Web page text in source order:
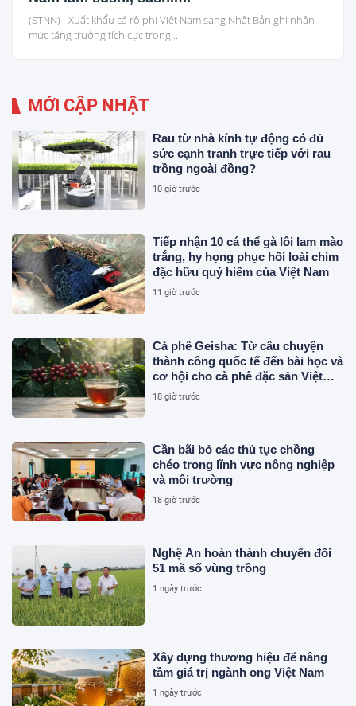
(STNN) - Xuất khẩu cá rô phi Việt Nam sang Nhật Bản ghi nhận
mức tăng trưởng tích cực trong...
MỚI CẬP NHẬT
Rau từ nhà kính tự động có đủ
sức cạnh tranh trực tiếp với rau
trồng ngoài đồng?
10 giờ trước
Tiếp nhận 10 cá thể gà lôi lam mào
trắng, hy họng phục hồi loài chim
đặc hữu quý hiếm của Việt Nam
11 giờ trước
Cà phê Geisha: Từ câu chuyện
thành công quốc tế đến bài học và
cơ hội cho cà phê đặc sản Việt
Nam
18 giờ trước
Cần bãi bỏ các thủ tục chồng
chéo trong lĩnh vực nông nghiệp
và môi trường
18 giờ trước
Nghệ An hoàn thành chuyển đổi
51 mã số vùng trồng
1 ngày trước
Xây dựng thương hiệu để nâng
tầm giá trị ngành ong Việt Nam
1 ngày trước